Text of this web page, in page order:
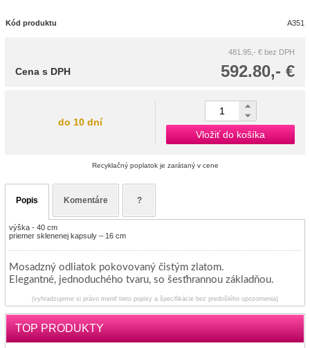
Kód produktu A351
481.95,- € bez DPH
592.80,- €
Cena s DPH
do 10 dní
Vložiť do košíka
Recyklačný poplatok je zarátaný v cene
Popis Komentáre ?
výška - 40 cm
priemer sklenenej kapsuly – 16 cm
Mosadzný odliatok pokovovaný čistým zlatom.
Elegantné, jednoduchého tvaru, so šesťhrannou základňou.
(vyhradzujeme si právo meniť tieto popisy a špecifikácie bez predošlého upozornenia)
TOP PRODUKTY